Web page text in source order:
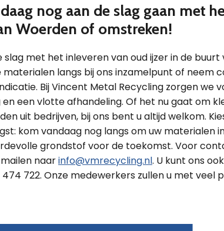
nog aan de slag gaan met
Woerden of omstreken!
slag met het inleveren van oud ijzer in de
materialen langs bij ons inzamelpunt of neem
Bij Vincent Metal Recycling zorgen we
een vlotte afhandeling. Of het nu gaat om
uit bedrijven, bij ons bent u altijd welkom.
kom vandaag nog langs om uw materialen
grondstof voor de toekomst. Voor
naarinfo@vmrecycling.nl. U kunt ons
722. Onze medewerkers zullen u met veel